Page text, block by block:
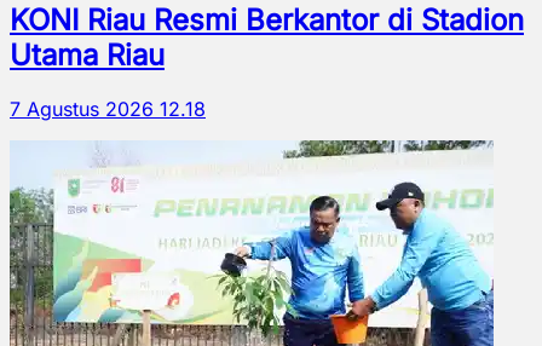
KONI Riau Resmi Berkantor di Stadion
Utama Riau
7 Agustus 2026 12.18